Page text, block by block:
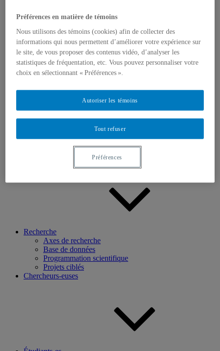
Communiqués
Dans les médias
Distinctions
Activités
Événements à venir
Archives et bilans
Colloque international CRISES
Perspectives et dialogue
Vidéos et baladodiffusions
Recherche
Axes de recherche
Base de données
Programmation scientifique
Projets ciblés
Chercheurs-euses
Préférences en matière de témoins
Nous utilisons des témoins (cookies) afin de collecter des
informations qui nous permettent d’améliorer votre expérience sur
le site, de vous proposer des contenus vidéo, d’analyser les
statistiques de fréquentation, etc. Vous pouvez personnaliser votre
choix en sélectionnant « Préférences ».
Tout refuser
Autoriser les témoins
Préférences